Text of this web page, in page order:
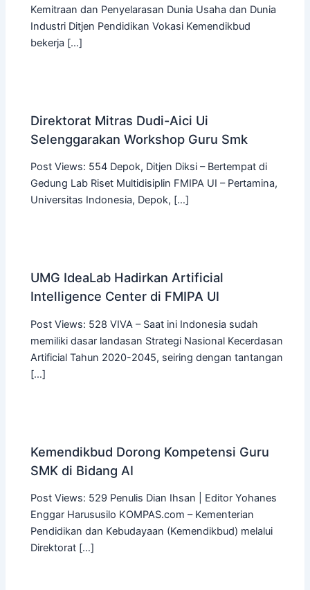
Kemitraan dan Penyelarasan Dunia Usaha dan Dunia
Industri Ditjen Pendidikan Vokasi Kemendikbud
bekerja […]
Direktorat Mitras Dudi-Aici Ui
Selenggarakan Workshop Guru Smk
Post Views: 554 Depok, Ditjen Diksi – Bertempat di
Gedung Lab Riset Multidisiplin FMIPA UI – Pertamina,
Universitas Indonesia, Depok, […]
UMG IdeaLab Hadirkan Artificial
Intelligence Center di FMIPA UI
Post Views: 528 VIVA – Saat ini Indonesia sudah
memiliki dasar landasan Strategi Nasional Kecerdasan
Artificial Tahun 2020-2045, seiring dengan tantangan
[…]
Kemendikbud Dorong Kompetensi Guru
SMK di Bidang AI
Post Views: 529 Penulis Dian Ihsan | Editor Yohanes
Enggar Harususilo KOMPAS.com – Kementerian
Pendidikan dan Kebudayaan (Kemendikbud) melalui
Direktorat […]